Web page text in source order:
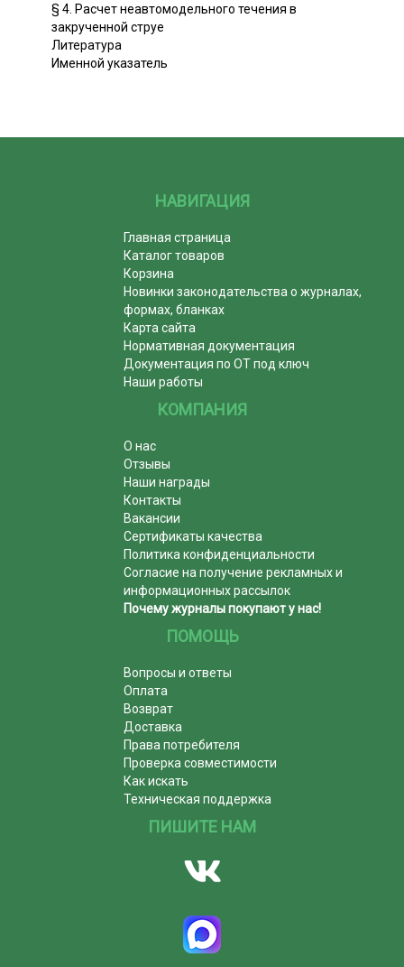
§ 4. Расчет неавтомодельного течения в
закрученной струе
Литература
Именной указатель
НАВИГАЦИЯ
Главная страница
Каталог товаров
Корзина
Новинки законодательства о журналах,
формах, бланках
Карта сайта
Нормативная документация
Документация по ОТ под ключ
Наши работы
КОМПАНИЯ
О нас
Отзывы
Наши награды
Контакты
Вакансии
Сертификаты качества
Политика конфиденциальности
Согласие на получение рекламных и
информационных рассылок
Почему журналы покупают у нас!
ПОМОЩЬ
Вопросы и ответы
Оплата
Возврат
Доставка
Права потребителя
Проверка совместимости
Как искать
Техническая поддержка
ПИШИТЕ НАМ